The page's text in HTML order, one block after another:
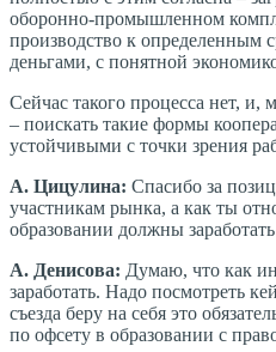
оборонно-промышленном
производство к определенным
деньгами, с понятной
Сейчас такого процесса нет, и,
– поискать такие формы
устойчивыми с точки зрения
А. Цицулина: Спасибо за
участникам рынка, а как ты
образовании должны
А. Денисова: Думаю, что как
заработать. Надо посмотреть
съезда беру на себя это
по офсету в образовании с